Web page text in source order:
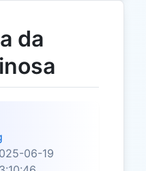
da
06-19